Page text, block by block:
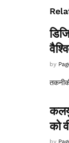
by
को
by